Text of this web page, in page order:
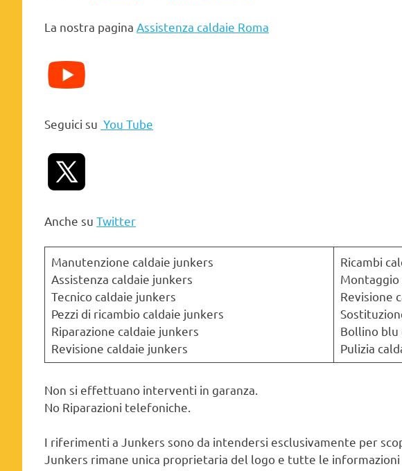
La nostra pagina Assistenza caldaie Roma
Seguici su You Tube
Anche su Twitter
Manutenzione caldaie junkers
Assistenza caldaie junkers
Tecnico caldaie junkers
Pezzi di ricambio caldaie junkers
Riparazione caldaie junkers
Revisione caldaie junkers
Ricambi
Montaggio
Revisione
Bollino blu
Pulizia
Non si effettuano interventi in garanza.
No Riparazioni telefoniche.
I riferimenti a Junkers sono da intendersi esclusivamente per
Junkers rimane unica proprietaria del logo e tutte le